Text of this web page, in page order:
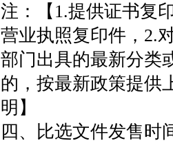
注：【1.提供证书复
营业执照复印件，2.
部门出具的最新分类
的，按最新政策提供
明】
四、比选文件发售时